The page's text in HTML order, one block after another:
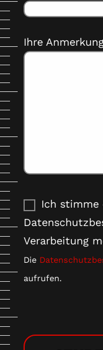
Ihre
Ich stimme
Verarbeitung
Die
aufrufen.